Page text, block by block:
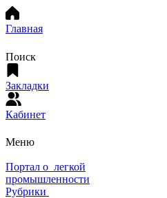
Главная
Поиск
Закладки
Кабинет
Меню
Портал о легкой
промышленности
Рубрики